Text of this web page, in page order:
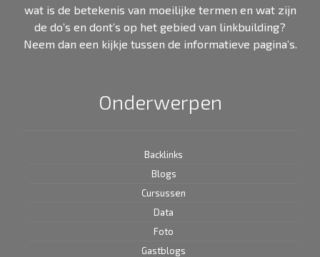
wat is de betekenis van moeilijke termen en wat zijn
de do’s en dont’s op het gebied van linkbuilding?
Neem dan een kijkje tussen de informatieve pagina’s.
Onderwerpen
Backlinks
Blogs
Cursussen
Data
Foto
Gastblogs